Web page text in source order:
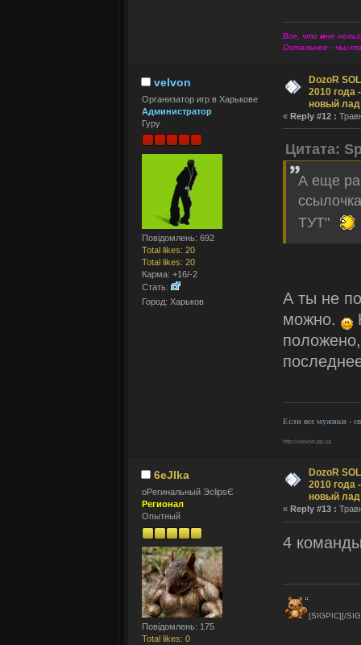
Все, что мне
Остальное - чьи-
velvon
Организатор игр в Харькове
Администратор
Гуру
Повідомлень: 692
Total likes: 20
Total likes: 20
Карма: +16/-2
Стать:
Город: Харьков
DozoR
2010 года
новый
« Reply #12 :
Цитата:
А еще
ТУТ"
А ты не
можно.
Если все мужики -
http://velvon.pp.ua
6eJIka
оРегинальный ЭclipsЄ
Регионал
Опытный
Повідомлень: 175
Total likes: 0
DozoR
2010 года
новый
« Reply #13 :
4
[SIGPIC][/